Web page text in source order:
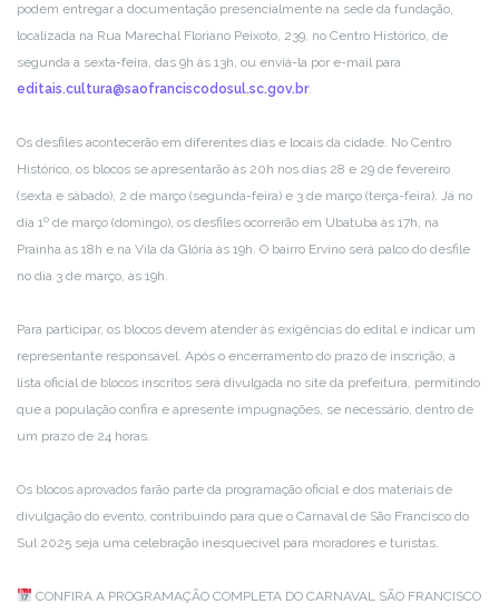
podem entregar a documentação presencialmente na sede da fundação,
localizada na Rua Marechal Floriano Peixoto, 239, no Centro Histórico, de
segunda a sexta-feira, das 9h às 13h, ou enviá-la por e-mail para
editais.cultura@saofranciscodosul.sc.gov.br.
Os desfiles acontecerão em diferentes dias e locais da cidade. No Centro
Histórico, os blocos se apresentarão às 20h nos dias 28 e 29 de fevereiro
(sexta e sábado), 2 de março (segunda-feira) e 3 de março (terça-feira). Já no
dia 1º de março (domingo), os desfiles ocorrerão em Ubatuba às 17h, na
Prainha às 18h e na Vila da Glória às 19h. O bairro Ervino será palco do desfile
no dia 3 de março, às 19h.
Para participar, os blocos devem atender às exigências do edital e indicar um
representante responsável. Após o encerramento do prazo de inscrição, a
lista oficial de blocos inscritos será divulgada no site da prefeitura, permitindo
que a população confira e apresente impugnações, se necessário, dentro de
um prazo de 24 horas.
Os blocos aprovados farão parte da programação oficial e dos materiais de
divulgação do evento, contribuindo para que o Carnaval de São Francisco do
Sul 2025 seja uma celebração inesquecível para moradores e turistas.
CONFIRA A PROGRAMAÇÃO COMPLETA DO CARNAVAL SÃO FRANCISCO